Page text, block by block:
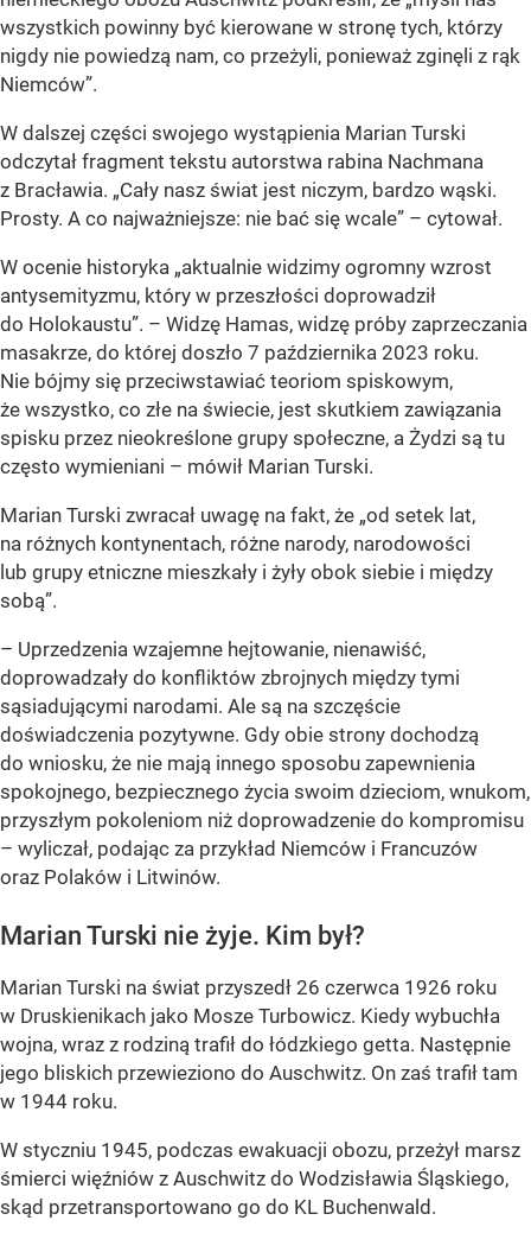
wszystkich powinny być kierowane w stronę tych, którzy
nigdy nie powiedzą nam, co przeżyli, ponieważ zginęli z rąk
Niemców”.
W dalszej części swojego wystąpienia Marian Turski
odczytał fragment tekstu autorstwa rabina Nachmana
z Bracławia. „Cały nasz świat jest niczym, bardzo wąski.
Prosty. A co najważniejsze: nie bać się wcale” – cytował.
W ocenie historyka „aktualnie widzimy ogromny wzrost
antysemityzmu, który w przeszłości doprowadził
do Holokaustu”. – Widzę Hamas, widzę próby zaprzeczania
masakrze, do której doszło 7 października 2023 roku.
Nie bójmy się przeciwstawiać teoriom spiskowym,
że wszystko, co złe na świecie, jest skutkiem zawiązania
spisku przez nieokreślone grupy społeczne, a Żydzi są tu
często wymieniani – mówił Marian Turski.
Marian Turski zwracał uwagę na fakt, że „od setek lat,
na różnych kontynentach, różne narody, narodowości
lub grupy etniczne mieszkały i żyły obok siebie i między
sobą”.
– Uprzedzenia wzajemne hejtowanie, nienawiść,
doprowadzały do konfliktów zbrojnych między tymi
sąsiadującymi narodami. Ale są na szczęście
doświadczenia pozytywne. Gdy obie strony dochodzą
do wniosku, że nie mają innego sposobu zapewnienia
spokojnego, bezpiecznego życia swoim dzieciom, wnukom,
przyszłym pokoleniom niż doprowadzenie do kompromisu
– wyliczał, podając za przykład Niemców i Francuzów
oraz Polaków i Litwinów.
Marian Turski nie żyje. Kim był?
Marian Turski na świat przyszedł 26 czerwca 1926 roku
w Druskienikach jako Mosze Turbowicz. Kiedy wybuchła
wojna, wraz z rodziną trafił do łódzkiego getta. Następnie
jego bliskich przewieziono do Auschwitz. On zaś trafił tam
w 1944 roku.
W styczniu 1945, podczas ewakuacji obozu, przeżył marsz
śmierci więźniów z Auschwitz do Wodzisławia Śląskiego,
skąd przetransportowano go do KL Buchenwald.